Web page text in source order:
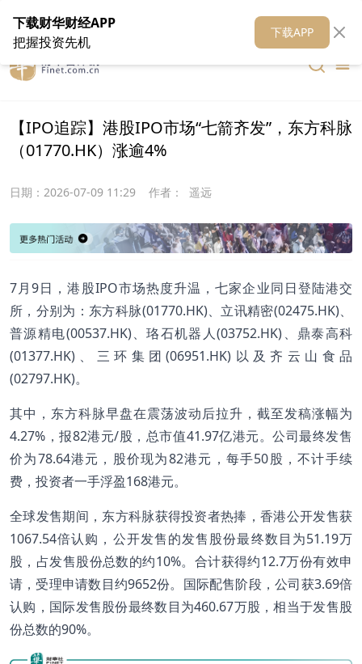
在线客服 关于我们 财华媒体矩阵 财华智库
【IPO追踪】港股IPO市场“七箭齐发”，东方科脉
（01770.HK）涨逾4%
日期： 2026-07-09 11:29 作者： 遥远
7月9日，港股IPO市场热度升温，七家企业同日登陆港交
所，分别为：东方科脉(01770.HK)、立讯精密(02475.HK)、
普源精电(00537.HK)、珞石机器人(03752.HK)、鼎泰高科
(01377.HK)、三环集团(06951.HK)以及齐云山食品
(02797.HK)。
其中，东方科脉早盘在震荡波动后拉升，截至发稿涨幅为
4.27%，报82港元/股，总市值41.97亿港元。公司最终发售
价为78.64港元，股价现为82港元，每手50股，不计手续
费，投资者一手浮盈168港元。
全球发售期间，东方科脉获得投资者热捧，香港公开发售获
1067.54倍认购，公开发售的发售股份最终数目为51.19万
股，占发售股份总数的约10%。合计获得约12.7万份有效申
请，受理申请数目约9652份。国际配售阶段，公司获3.69倍
认购，国际发售股份最终数目为460.67万股，相当于发售股
份总数的90%。
下载财华财经APP
把握投资先机
下载APP